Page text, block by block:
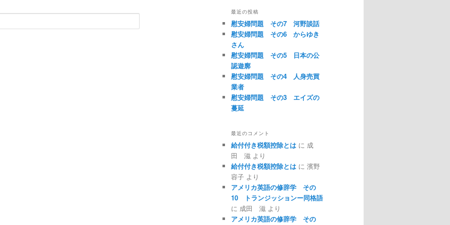
最近の投稿
慰安婦問題 その7 河野談話
慰安婦問題 その6 からゆき
さん
慰安婦問題 その5 日本の公
認遊廓
慰安婦問題 その4 人身売買
業者
慰安婦問題 その3 エイズの
蔓延
最近のコメント
給付付き税額控除とは に 成
田 滋 より
給付付き税額控除とは に 濱野
容子 より
アメリカ英語の修辞学 その
10 トランジッションー同格語
に 成田 滋 より
アメリカ英語の修辞学 その